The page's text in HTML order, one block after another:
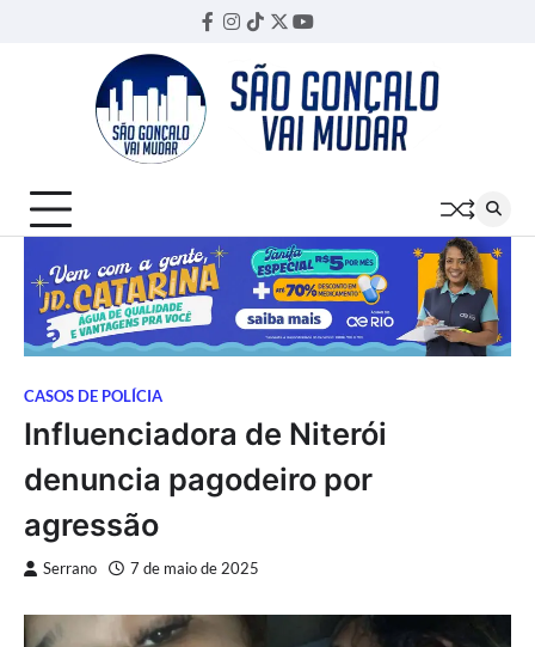
Facebook
Instagram
TikTok
TwitterYouTube
CASOS DE POLÍCIA
Influenciadora de Niterói
denuncia pagodeiro por
agressão
Serrano 7 de maio de 2025